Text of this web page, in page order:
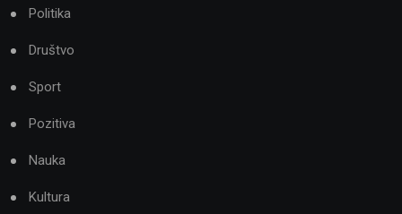
Politika
Društvo
Sport
Pozitiva
Nauka
Kultura